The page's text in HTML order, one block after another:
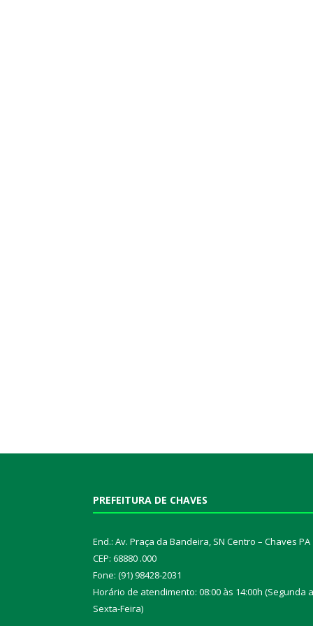
PREFEITURA DE CHAVES
End.: Av. Praça da Bandeira, SN Centro – Chaves PA
CEP: 68880 .000
Fone: (91) 98428-2031
Horário de atendimento: 08:00 às 14:00h (Segunda a
Sexta-Feira)